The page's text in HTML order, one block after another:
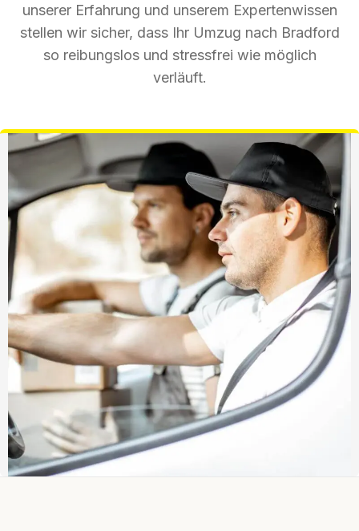
unserer Erfahrung und unserem Expertenwissen
stellen wir sicher, dass Ihr Umzug nach Bradford
so reibungslos und stressfrei wie möglich
verläuft.